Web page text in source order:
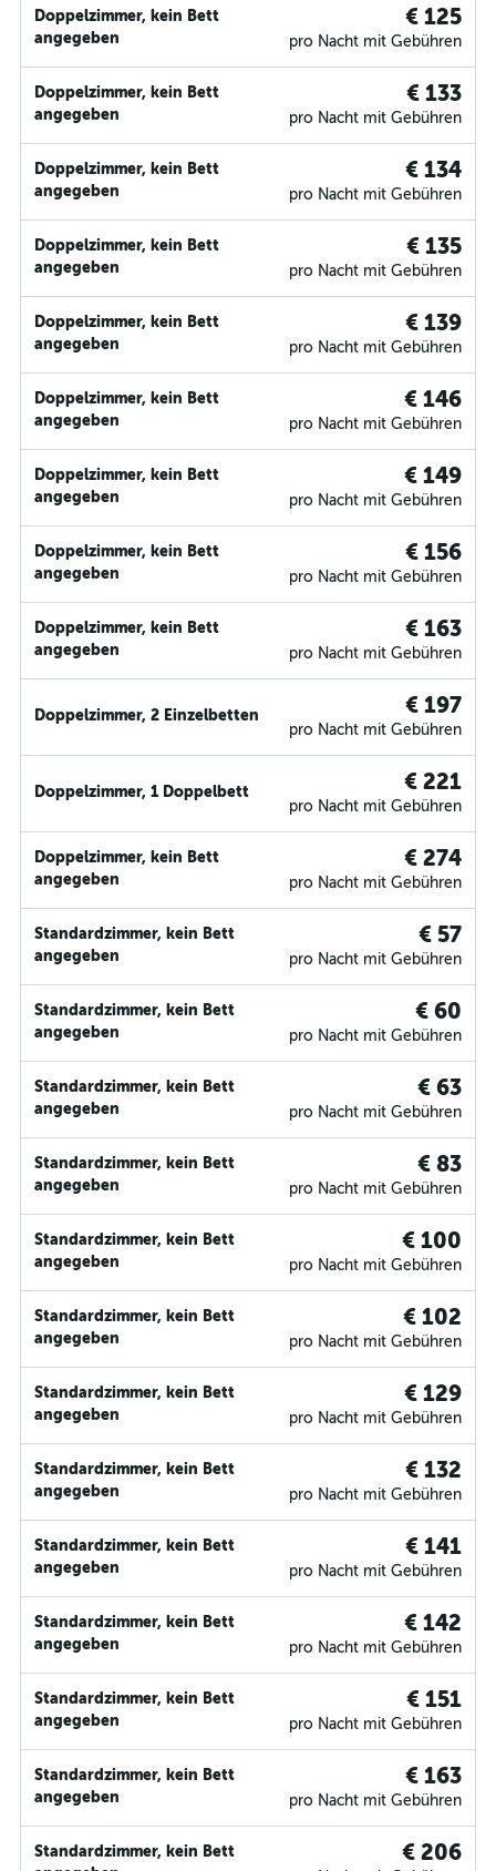
Doppelzimmer, kein Bett
angegeben
€ 125
pro Nacht mit Gebühren
Doppelzimmer, kein Bett
angegeben
€ 133
pro Nacht mit Gebühren
Doppelzimmer, kein Bett
angegeben
€ 134
pro Nacht mit Gebühren
Doppelzimmer, kein Bett
angegeben
€ 135
pro Nacht mit Gebühren
Doppelzimmer, kein Bett
angegeben
€ 139
pro Nacht mit Gebühren
Doppelzimmer, kein Bett
angegeben
€ 146
pro Nacht mit Gebühren
Doppelzimmer, kein Bett
angegeben
€ 149
pro Nacht mit Gebühren
Doppelzimmer, kein Bett
angegeben
€ 156
pro Nacht mit Gebühren
Doppelzimmer, kein Bett
angegeben
€ 163
pro Nacht mit Gebühren
Doppelzimmer, 2 Einzelbetten € 197
pro Nacht mit Gebühren
Doppelzimmer, 1 Doppelbett € 221
pro Nacht mit Gebühren
Doppelzimmer, kein Bett
angegeben
€ 274
pro Nacht mit Gebühren
Standardzimmer, kein Bett
angegeben
€ 57
pro Nacht mit Gebühren
Standardzimmer, kein Bett
angegeben
€ 60
pro Nacht mit Gebühren
Standardzimmer, kein Bett
angegeben
€ 63
pro Nacht mit Gebühren
Standardzimmer, kein Bett
angegeben
€ 83
pro Nacht mit Gebühren
Standardzimmer, kein Bett
angegeben
€ 100
pro Nacht mit Gebühren
Standardzimmer, kein Bett
angegeben
€ 102
pro Nacht mit Gebühren
Standardzimmer, kein Bett
angegeben
€ 129
pro Nacht mit Gebühren
Standardzimmer, kein Bett
angegeben
€ 132
pro Nacht mit Gebühren
Standardzimmer, kein Bett
angegeben
€ 141
pro Nacht mit Gebühren
Standardzimmer, kein Bett
angegeben
€ 142
pro Nacht mit Gebühren
Standardzimmer, kein Bett
angegeben
€ 151
pro Nacht mit Gebühren
Standardzimmer, kein Bett
angegeben
€ 163
pro Nacht mit Gebühren
Standardzimmer, kein Bett
€ 206